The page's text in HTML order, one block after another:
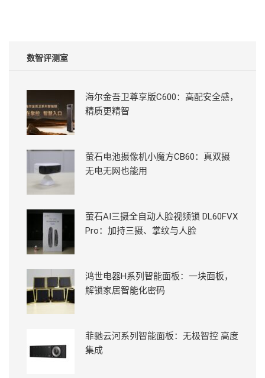
数智评测室
海尔金吾卫尊享版C600：高配安全感，
精质更精智
萤石电池摄像机小魔方CB60：真双摄
无电无网也能用
萤石AI三摄全自动人脸视频锁 DL60FVX
Pro：加持三摄、掌纹与人脸
鸿世电器H系列智能面板：一块面板，
解锁家居智能化密码
菲驰云河系列智能面板：无极智控 高度
集成